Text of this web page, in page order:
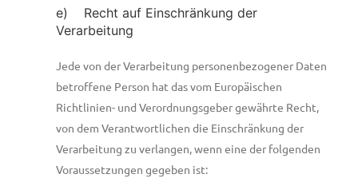
e) Recht auf Einschränkung der
Verarbeitung
Jede von der Verarbeitung personenbezogener Daten
betroffene Person hat das vom Europäischen
Richtlinien- und Verordnungsgeber gewährte Recht,
von dem Verantwortlichen die Einschränkung der
Verarbeitung zu verlangen, wenn eine der folgenden
Voraussetzungen gegeben ist: